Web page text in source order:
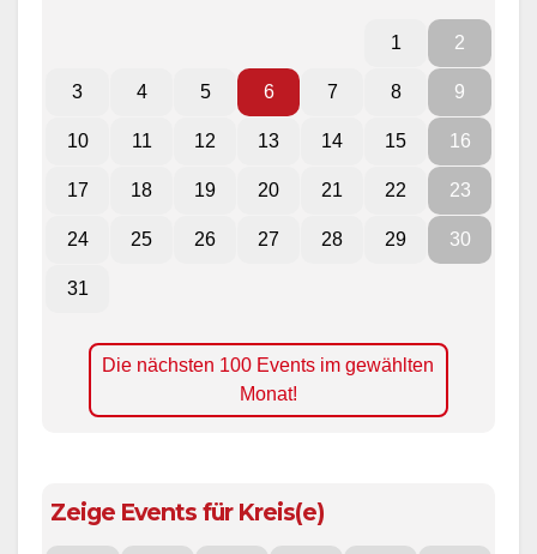
1 2
3 4 5 6 7 8 9
10 11 12 13 14 15 16
17 18 19 20 21 22 23
24 25 26 27 28 29 30
31
Die nächsten 100 Events im gewählten
Monat!
Zeige Events für Kreis(e)